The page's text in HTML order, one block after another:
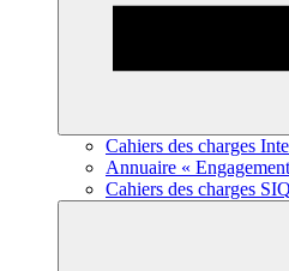
Cahiers des charges
Annuaire «
Cahiers des charges